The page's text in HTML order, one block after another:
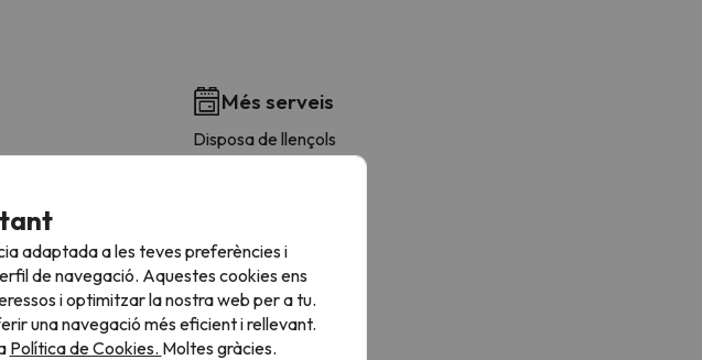
Més serveis
Disposa de llençols
Rentavaixelles
Estris de cuina
Parament
Taules/Cadires
adaptada a les teves preferències i
de navegació. Aquestes cookies ens
i optimitzar la nostra web per a tu.
una navegació més eficient i rellevant.
Política de Cookies. Moltes gràcies.